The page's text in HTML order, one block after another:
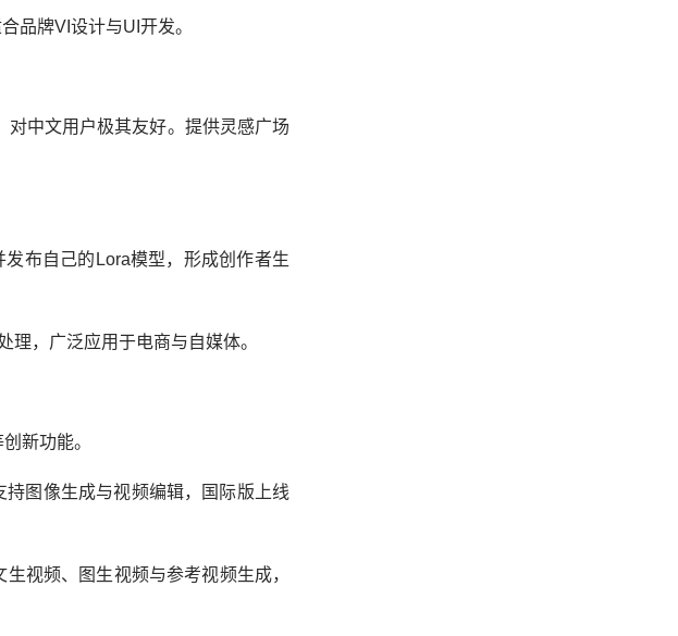
品牌VI设计与UI开发。
中文用户极其友好。提供灵感广场
布自己的Lora模型，形成创作者生
，广泛应用于电商与自媒体。
新功能。
图像生成与视频编辑，国际版上线
视频、图生视频与参考视频生成，